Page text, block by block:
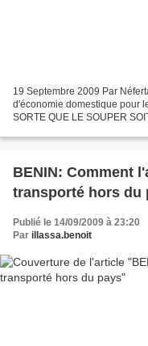
19 Septembre 2009 Par
d'économie domestique pour
SORTE QUE LE SOUPER
BENIN: Comment
transporté hors du
Publié le 14/09/2009 à 23:20
Par illassa.benoit